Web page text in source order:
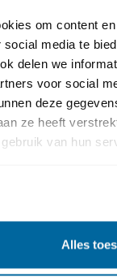
om content
media te
delen we
voor social
deze
ze heeft
van hun
Alles